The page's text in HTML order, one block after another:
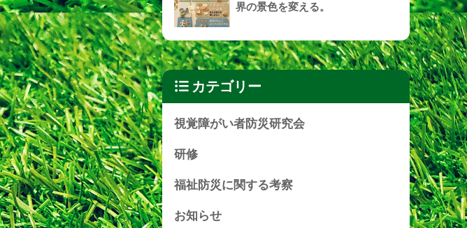
界の景色を変える。
カテゴリー
視覚障がい者防災研究会
研修
福祉防災に関する考察
お知らせ